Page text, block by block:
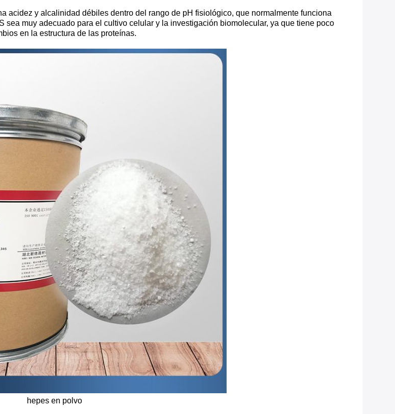
acidez y alcalinidad débiles dentro del rango de pH fisiológico, que normalmente funciona
muy adecuado para el cultivo celular y la investigación biomolecular, ya que tiene poco
en la estructura de las proteínas.
hepes en polvo